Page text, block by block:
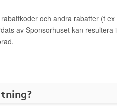
och andra rabatter (t ex
av Sponsorhuset kan resultera